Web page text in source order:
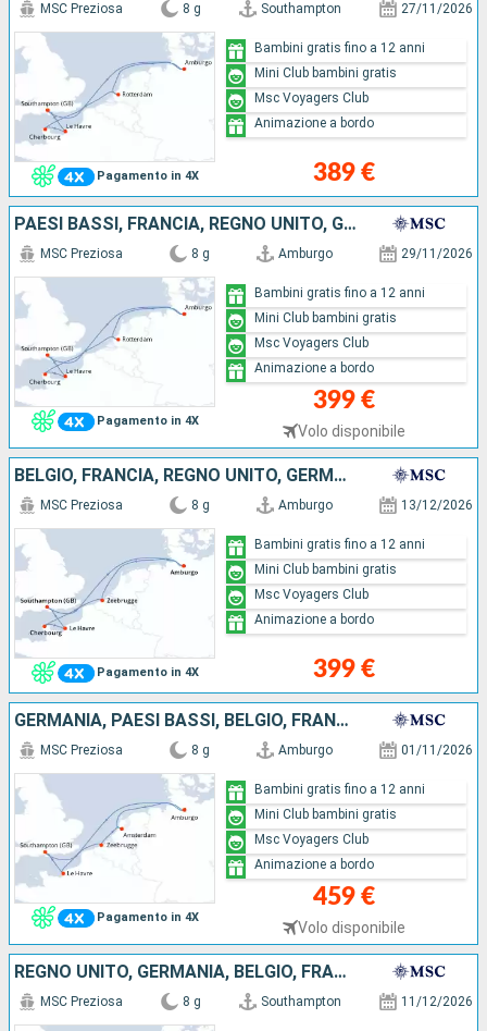
Pagamento in 4X
MSC Preziosa 8 g Southampton 27/11/2026
389 €
Bambini gratis fino a 12 anni
Mini Club bambini gratis
Msc Voyagers Club
Animazione a bordo
PAESI BASSI, FRANCIA, REGNO UNITO, GERMANIA
Pagamento in 4X
MSC Preziosa 8 g Amburgo 29/11/2026
399 €
Volo disponibile
Bambini gratis fino a 12 anni
Mini Club bambini gratis
Msc Voyagers Club
Animazione a bordo
BELGIO, FRANCIA, REGNO UNITO, GERMANIA
Pagamento in 4X
MSC Preziosa 8 g Amburgo 13/12/2026
399 €
Bambini gratis fino a 12 anni
Mini Club bambini gratis
Msc Voyagers Club
Animazione a bordo
GERMANIA, PAESI BASSI, BELGIO, FRANCIA, REGNO UNITO
Pagamento in 4X
MSC Preziosa 8 g Amburgo 01/11/2026
459 €
Volo disponibile
Bambini gratis fino a 12 anni
Mini Club bambini gratis
Msc Voyagers Club
Animazione a bordo
REGNO UNITO, GERMANIA, BELGIO, FRANCIA
MSC Preziosa 8 g Southampton 11/12/2026